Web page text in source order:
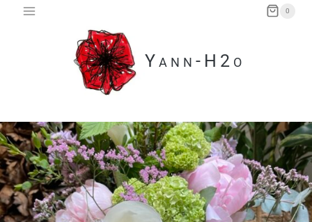
0
Yann-H2o